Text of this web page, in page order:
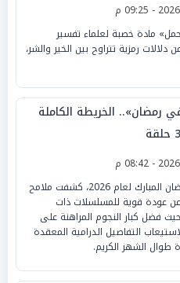
مادة خصبة لعلماء تفسير
دلالات رمزية تتراوح بين الخير والشر،
رمضان».. الخريطة الكاملة
مع اقتراب شهر رمضان المبارك لعام 2026، كشفت ملامح
عن عودة قوية للمسلسلات ذات
فضل كبار النجوم المراهنة على
30 حلقة لاستيعاب التفاصيل الدرامية المعقدة
طوال الشهر الكريم.